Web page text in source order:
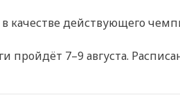
в качестве действующего
пройдёт 7–9 августа.